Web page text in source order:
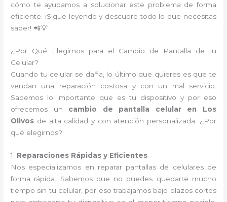
cómo te ayudamos a solucionar este problema de forma
eficiente. ¡Sigue leyendo y descubre todo lo que necesitas
saber! 📲💡
¿Por Qué Elegirnos para el Cambio de Pantalla de tu
Celular?
Cuando tu celular se daña, lo último que quieres es que te
vendan una reparación costosa y con un mal servicio.
Sabemos lo importante que es tu dispositivo y por eso
ofrecemos un cambio de pantalla celular en Los
Olivos de alta calidad y con atención personalizada. ¿Por
qué elegirnos?
1. Reparaciones Rápidas y Eficientes
Nos especializamos en reparar pantallas de celulares de
forma rápida. Sabemos que no puedes quedarte mucho
tiempo sin tu celular, por eso trabajamos bajo plazos cortos